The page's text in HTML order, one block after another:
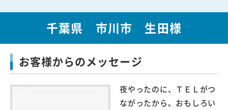
千葉県 市川市 生田様
お客様からのメッセージ
夜やったのに、ＴＥＬがつ
ながったから。おもしろい